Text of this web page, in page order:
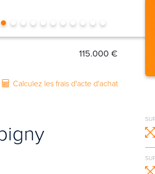
115.000 €
Calculez les frais d'acte d'achat